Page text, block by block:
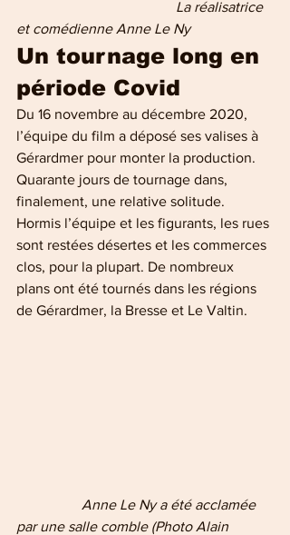
          La réalisatrice
et comédienne Anne Le Ny
Un tournage long en
période Covid
Du 16 novembre au décembre 2020,
l’équipe du film a déposé ses valises à
Gérardmer pour monter la production.
Quarante jours de tournage dans,
finalement, une relative solitude.
Hormis l’équipe et les figurants, les rues
sont restées désertes et les commerces
clos, pour la plupart. De nombreux
plans ont été tournés dans les régions
de Gérardmer, la Bresse et Le Valtin.
      Anne Le Ny a été acclamée
par une salle comble (Photo Alain